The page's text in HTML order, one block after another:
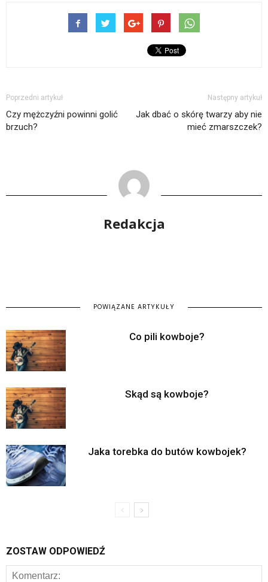
Poprzedni artykuł
Czy mężczyźni powinni golić
brzuch?
Następny artykuł
Jak dbać o skórę twarzy aby nie
mieć zmarszczek?
Redakcja
POWIĄZANE ARTYKUŁY
Co pili kowboje?
Skąd są kowboje?
Jaka torebka do butów kowbojek?
ZOSTAW ODPOWIEDŹ